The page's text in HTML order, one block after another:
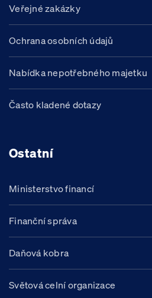
Veřejné zakázky
Ochrana osobních údajů
Nabídka nepotřebného majetku
Často kladené dotazy
Ostatní
Ministerstvo financí
Finanční správa
Daňová kobra
Světová celní organizace